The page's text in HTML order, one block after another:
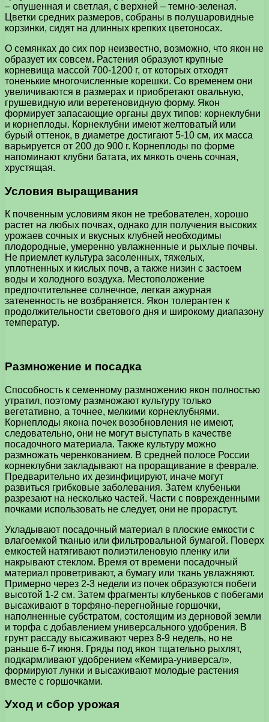
– опушенная и светлая, с верхней – темно-зеленая.
Цветки средних размеров, собраны в полушаровидные
корзинки, сидят на длинных крепких цветоносах.
О семянках до сих пор неизвестно, возможно, что якон не
образует их совсем. Растения образуют крупные
корневища массой 700-1200 г, от которых отходят
тоненькие многочисленные корешки. Со временем они
увеличиваются в размерах и приобретают овальную,
грушевидную или веретеновидную форму. Якон
формирует запасающие органы двух типов: корнеклубни
и корнеплоды. Корнеклубни имеют желтоватый или
бурый оттенок, в диаметре достигают 5-10 см, их масса
варьируется от 200 до 900 г. Корнеплоды по форме
напоминают клубни батата, их мякоть очень сочная,
хрустящая.
Условия выращивания
К почвенным условиям якон не требователен, хорошо
растет на любых почвах, однако для получения высоких
урожаев сочных и вкусных клубней необходимы
плодородные, умеренно увлажненные и рыхлые почвы.
Не приемлет культура засоленных, тяжелых,
уплотненных и кислых почв, а также низин с застоем
воды и холодного воздуха. Местоположение
предпочтительнее солнечное, легкая ажурная
затененность не возбраняется. Якон толерантен к
продолжительности светового дня и широкому диапазону
температур.
Размножение и посадка
Способность к семенному размножению якон полностью
утратил, поэтому размножают культуру только
вегетативно, а точнее, мелкими корнеклубнями.
Корнеплоды якона почек возобновления не имеют,
следовательно, они не могут выступать в качестве
посадочного материала. Также культуру можно
размножать черенкованием. В средней полосе России
корнеклубни закладывают на проращивание в феврале.
Предварительно их дезинфицируют, иначе могут
развиться грибковые заболевания. Затем клубеньки
разрезают на несколько частей. Части с поврежденными
почками использовать не следует, они не прорастут.
Укладывают посадочный материал в плоские емкости с
влагоемкой тканью или фильтровальной бумагой. Поверх
емкостей натягивают полиэтиленовую пленку или
накрывают стеклом. Время от времени посадочный
материал проветривают, а бумагу или ткань увлажняют.
Примерно через 2-3 недели из почек образуются побеги
высотой 1-2 см. Затем фрагменты клубеньков с побегами
высаживают в торфяно-перегнойные горшочки,
наполненные субстратом, состоящим из дерновой земли
и торфа с добавлением универсального удобрения. В
грунт рассаду высаживают через 8-9 недель, но не
раньше 6-7 июня. Гряды под якон тщательно рыхлят,
подкармливают удобрением «Кемира-универсал»,
формируют лунки и высаживают молодые растения
вместе с горшочками.
Уход и сбор урожая